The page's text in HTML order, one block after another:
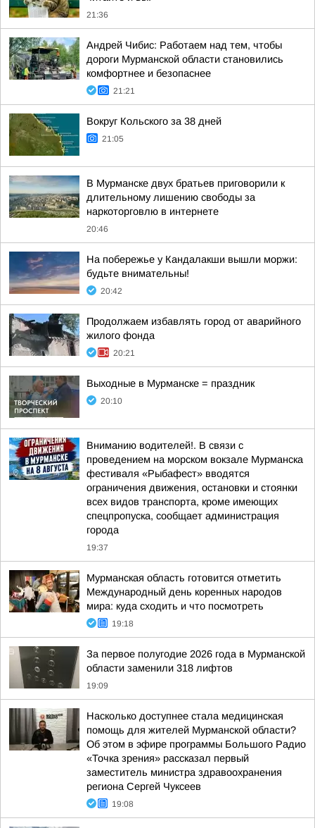
21:36
Андрей Чибис: Работаем над тем, чтобы
дороги Мурманской области становились
комфортнее и безопаснее
21:21
Вокруг Кольского за 38 дней
21:05
В Мурманске двух братьев приговорили к
длительному лишению свободы за
наркоторговлю в интернете
20:46
На побережье у Кандалакши вышли моржи:
будьте внимательны!
20:42
Продолжаем избавлять город от аварийного
жилого фонда
20:21
Выходные в Мурманске = праздник
20:10
Вниманию водителей!. В связи с
проведением на морском вокзале Мурманска
фестиваля «Рыбафест» вводятся
ограничения движения, остановки и стоянки
всех видов транспорта, кроме имеющих
спецпропуска, сообщает администрация
города
19:37
Мурманская область готовится отметить
Международный день коренных народов
мира: куда сходить и что посмотреть
19:18
За первое полугодие 2026 года в Мурманской
области заменили 318 лифтов
19:09
Насколько доступнее стала медицинская
помощь для жителей Мурманской области?
Об этом в эфире программы Большого Радио
«Точка зрения» рассказал первый
заместитель министра здравоохранения
региона Сергей Чуксеев
19:08